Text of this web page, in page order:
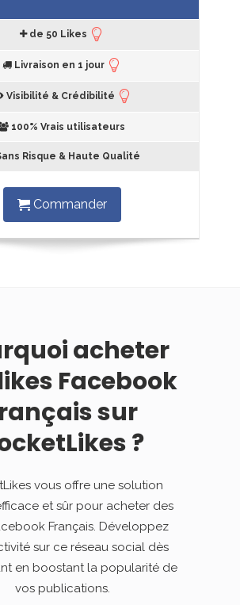
de 50 Likes
Livraison en 1 jour
Visibilité & Crédibilité
100% Vrais utilisateurs
Risque & Haute Qualité
Commander
acheter
Facebook
sur
?
vous offre une solution
et sûr pour acheter des
Français. Développez
sur ce réseau social dès
en boostant la popularité de
vos publications.